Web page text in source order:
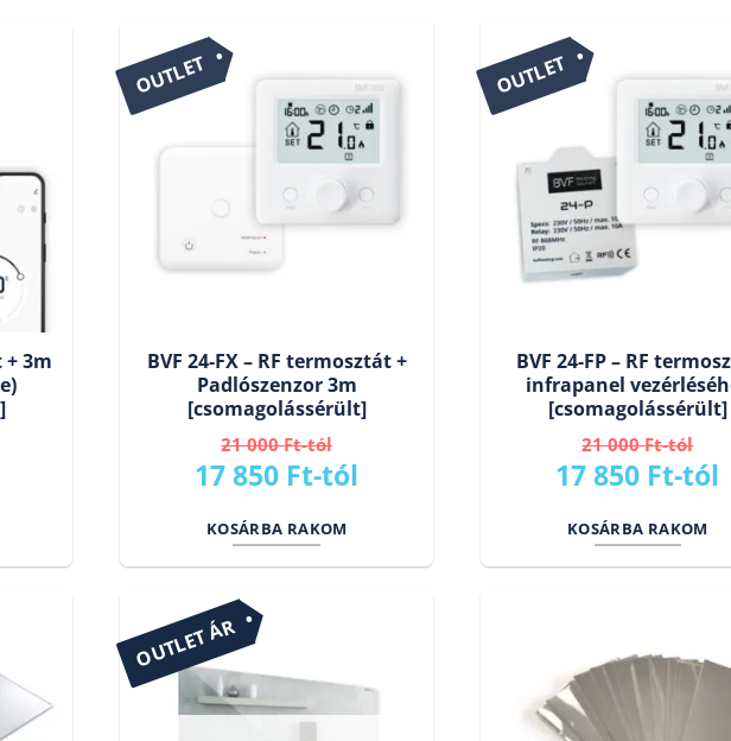
000 Ft.
000 Ft.
3m
OUTLET
BVF 24-FX – RF termosztát +
Padlószenzor 3m
[csomagolássérült]
21 000Ft
Original
price
was:
000 Ft.
17 850 Ft
KOSÁRBA RAKOM
OUTLET
BVF 24-FP – RF
infrapanel
[csomagolássérült]
21 000Ft
Original
price
was:
17 850 Ft
KOSÁRBA RAKOM
OUTLET ÁR